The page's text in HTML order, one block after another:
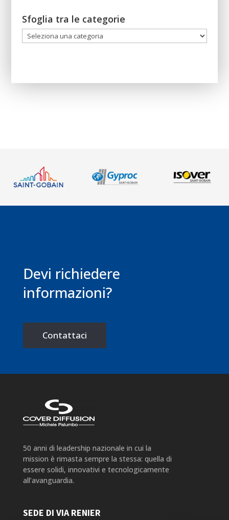
Sfoglia tra le categorie
Sfoglia
tra
Devi richiedere
informazioni?
Contattaci
50 anni di leadership nazionale in cui la
mission è rimasta sempre la stessa: quella di
essere solidi, innovativi e tecnologicamente
all’avanguardia.
SEDE DI VIA RENIER